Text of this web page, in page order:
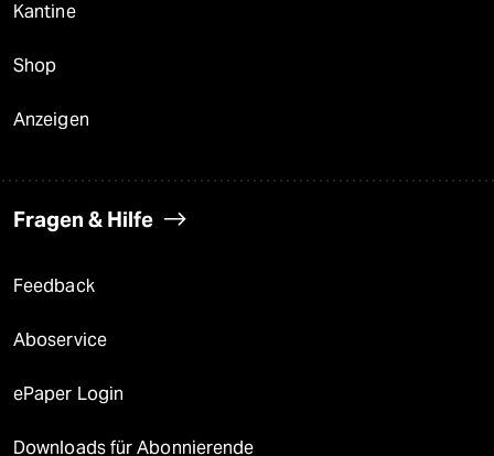
Kantine
Shop
Anzeigen
Fragen & Hilfe
Feedback
Aboservice
ePaper Login
Downloads für Abonnierende